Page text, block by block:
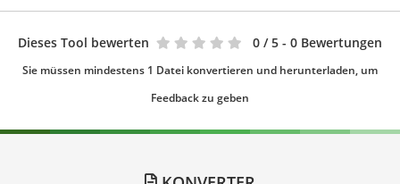
Dieses Tool bewerten 0 / 5 - 0 Bewertungen
Sie müssen mindestens 1 Datei konvertieren und herunterladen, um
Feedback zu geben